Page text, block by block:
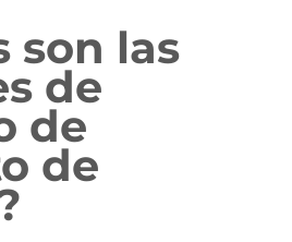
son las
de
de
de